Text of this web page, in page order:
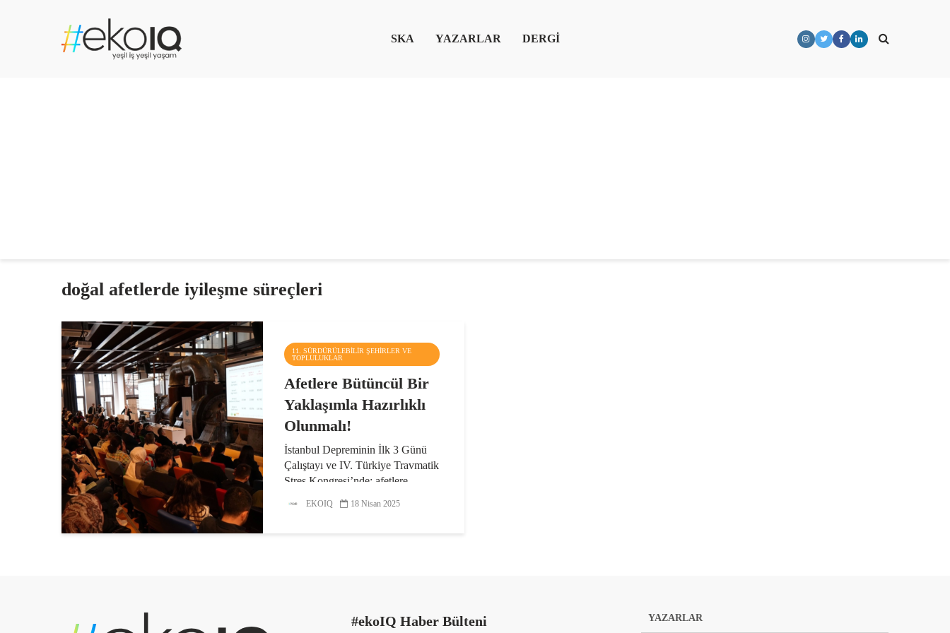
SKA YAZARLAR DERGİ
doğal afetlerde iyileşme süreçleri
11. SÜRDÜRÜLEBILIR ŞEHIRLER VE
TOPLULUKLAR
Afetlere Bütüncül Bir
Yaklaşımla Hazırlıklı
Olunmalı!
İstanbul Depreminin İlk 3 Günü
Çalıştayı ve IV. Türkiye Travmatik
Stres Kongresi’nde; afetlere
süreçleri tartışıldı. Olası İstanbul
EKOIQ 18 Nisan 2025
#ekoIQ Haber Bülteni YAZARLAR